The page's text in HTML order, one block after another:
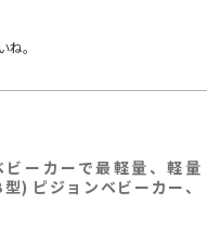
。
ーカーで最軽量、軽量
) ピジョンベビーカー、